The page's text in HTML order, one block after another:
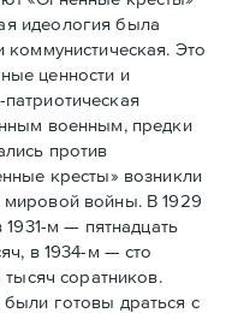
идеология была
Это
ценности и
военным, предки
против
кресты» возникли
мировой войны. В 1929
м — пятнадцать
в 1934-м — сто
тысяч соратников.
готовы драться с